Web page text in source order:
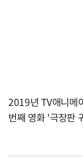
2019년 TV애니메
번째 영화 '극장판